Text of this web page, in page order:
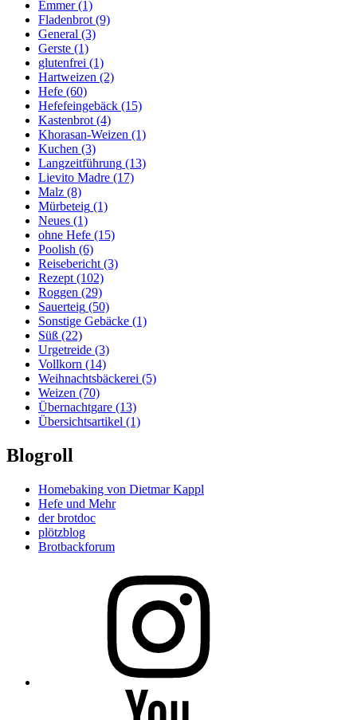
Emmer(1)
Fladenbrot (9)
General (3)
Gerste (1)
glutenfrei (1)
Hartweizen (2)
Hefe (60)
Hefefeingebäck (15)
Kastenbrot (4)
Khorasan-Weizen (1)
Kuchen (3)
Langzeitführung (13)
Lievito Madre (17)
Malz (8)
Mürbeteig (1)
Neues (1)
ohne Hefe (15)
Poolish (6)
Reisebericht (3)
Rezept (102)
Roggen (29)
Sauerteig (50)
Sonstige Gebäcke (1)
Süß (22)
Urgetreide (3)
Vollkorn (14)
Weihnachtsbäckerei (5)
Weizen (70)
Übernachtgare (13)
Übersichtsartikel (1)
Blogroll
Homebaking von Dietmar Kappl
Hefe und Mehr
der brotdoc
plötzblog
Brotbackforum